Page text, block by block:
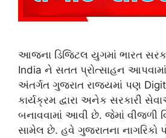
આજના ડિજિટલ યુગમાં ભારત
India ને સતત પ્રોત્સાહન
અંતર્ગત ગુજરાત રાજ્યમાં પણ
કાર્યક્રમ દ્વારા અનેક સરકારી
બનાવવામાં આવી છે. જેમાં વીજળી
સામેલ છે. હવે ગુજરાતના નાગરિકો